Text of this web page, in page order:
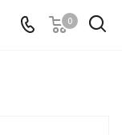
0